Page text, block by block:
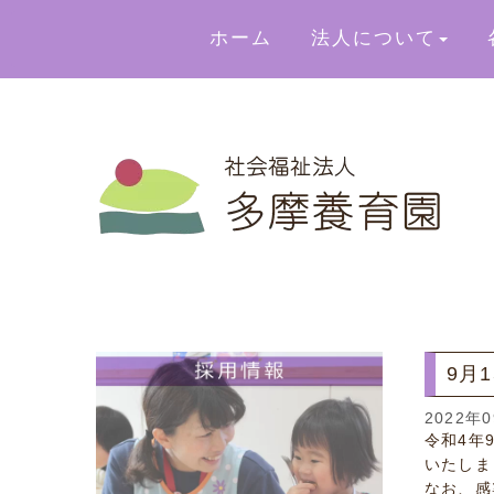
ホーム 法人について
9月
2022年
令和4年
いたし
なお、